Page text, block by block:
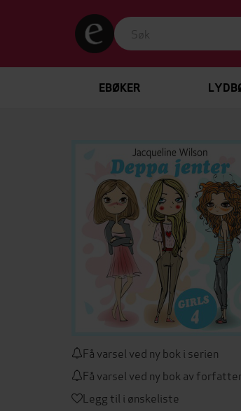
EBØKER
Få varsel ved ny bok i serien
Få varsel ved ny bok av
Legg til i ønskeliste